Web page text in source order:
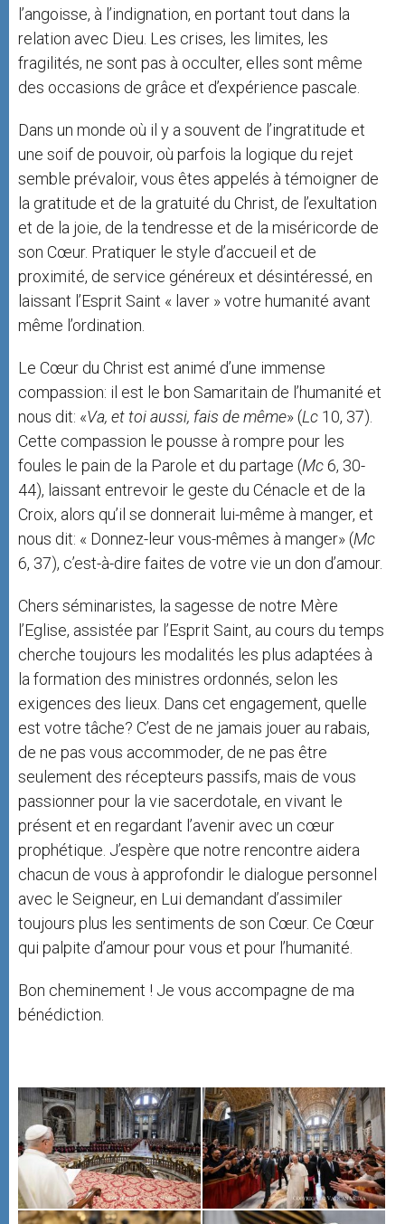
l’angoisse, à l’indignation, en portant tout dans la
relation avec Dieu. Les crises, les limites, les
fragilités, ne sont pas à occulter, elles sont même
des occasions de grâce et d’expérience pascale.
Dans un monde où il y a souvent de l’ingratitude et
une soif de pouvoir, où parfois la logique du rejet
semble prévaloir, vous êtes appelés à témoigner de
la gratitude et de la gratuité du Christ, de l’exultation
et de la joie, de la tendresse et de la miséricorde de
son Cœur. Pratiquer le style d’accueil et de
proximité, de service généreux et désintéressé, en
laissant l’Esprit Saint « laver » votre humanité avant
même l’ordination.
Le Cœur du Christ est animé d’une immense
compassion: il est le bon Samaritain de l’humanité et
nous dit: «Va, et toi aussi, fais de même» (Lc 10, 37).
Cette compassion le pousse à rompre pour les
foules le pain de la Parole et du partage (Mc6, 30-
44), laissant entrevoir le geste du Cénacle et de la
Croix, alors qu’il se donnerait lui-même à manger, et
nous dit: « Donnez-leur vous-mêmes à manger» (Mc
6, 37), c’est-à-dire faites de votre vie un don d’amour.
Chers séminaristes, la sagesse de notre Mère
l’Eglise, assistée par l’Esprit Saint, au cours du temps
cherche toujours les modalités les plus adaptées à
la formation des ministres ordonnés, selon les
exigences des lieux. Dans cet engagement, quelle
est votre tâche? C’est de ne jamais jouer au rabais,
de ne pas vous accommoder, de ne pas être
seulement des récepteurs passifs, mais de vous
passionner pour la vie sacerdotale, en vivant le
présent et en regardant l’avenir avec un cœur
prophétique. J’espère que notre rencontre aidera
chacun de vous à approfondir le dialogue personnel
avec le Seigneur, en Lui demandant d’assimiler
toujours plus les sentiments de son Cœur. Ce Cœur
qui palpite d’amour pour vous et pour l’humanité.
Bon cheminement ! Je vous accompagne de ma
bénédiction.